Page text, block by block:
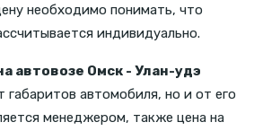
необходимо понимать, что
индивидуально.
автовозе Омск - Улан-удэ
габаритов автомобиля, но и от его
менеджером, также цена на